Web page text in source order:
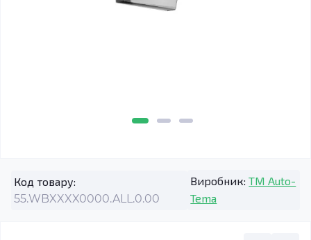
Код товару:
55.WBXXXX0000.ALL.0.00
Виробник: TM Auto-
Tema